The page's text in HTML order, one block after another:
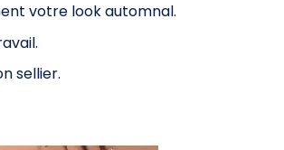
votre look automnal.
sellier.